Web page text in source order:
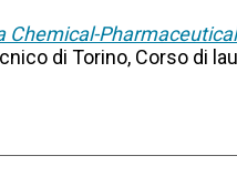
Chemical-
di Torino, Corso di